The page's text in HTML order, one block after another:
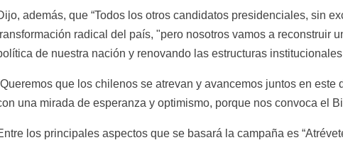
además, que “Todos los otros candidatos presidenciales, sin
radical del país, "pero nosotros vamos a reconstruir
de nuestra nación y renovando las estructuras
que los chilenos se atrevan y avancemos juntos en
una mirada de esperanza y optimismo, porque nos convoca el
los principales aspectos que se basará la campaña es